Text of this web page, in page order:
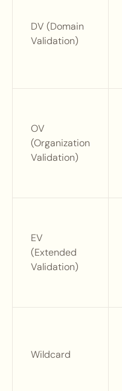
DV (Domain
Validation)
OV
(Organization
Validation)
EV
(Extended
Validation)
Wildcard